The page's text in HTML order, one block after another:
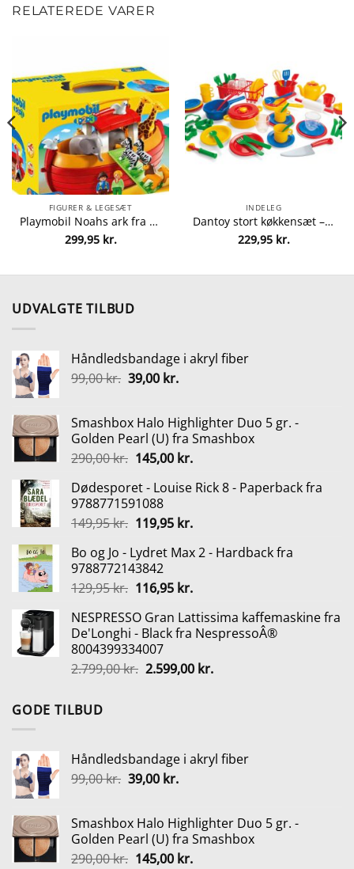
RELATEREDE VARER
FIGURER & LEGESÆT
Playmobil Noahs ark fra Playmobil 4008789067654
299,95 kr.
INDELEG
Dantoy stort køkkensæt – 59 dele fra dantoy 5701217042566
229,95 kr.
kr..
UDVALGTE TILBUD
Håndledsbandage i akryl fiber
99,00kr. Den
var:
99,00 kr..
39,00 kr.Den
er:
39,00 kr..
Smashbox Halo Highlighter Duo 5 gr. -
Golden Pearl (U) fra Smashbox
290,00kr. Den
pris
var:
290,00 kr..
145,00 kr.Den
pris
145,00 kr..
Dødesporet - Louise Rick 8 - Paperback fra
9788771591088
149,95kr. Den
pris
var:
149,95 kr..
119,95 kr.Den
pris
119,95 kr..
Bo og Jo - Lydret Max 2 - Hardback fra
9788772143842
129,95kr. Den
pris
var:
129,95 kr..
116,95 kr.Den
pris
er:
NESPRESSO Gran Lattissima kaffemaskine fra
De'Longhi - Black fra NespressoÂ®
8004399334007
2.799,00kr. Den
2.599,00 kr.Den
GODE TILBUD
Håndledsbandage i akryl fiber
99,00kr. Den
var:
99,00 kr..
39,00 kr.Den
er:
39,00 kr..
Smashbox Halo Highlighter Duo 5 gr. -
Golden Pearl (U) fra Smashbox
290,00kr. Den
145,00 kr.Den